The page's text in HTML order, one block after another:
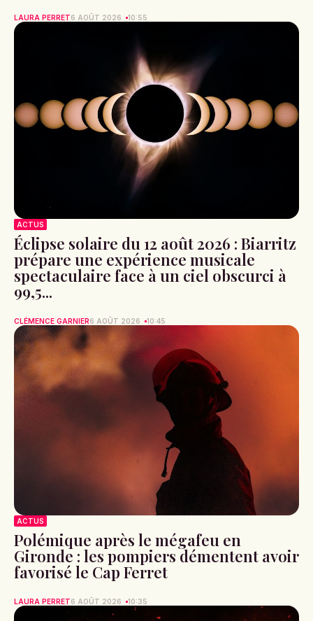
LAURA PERRET6 AOÛT 2026 10:55
ACTUS
Éclipse solaire du 12 août 2026 : Biarritz
prépare une expérience musicale
spectaculaire face à un ciel obscurci à
99,5...
CLÉMENCE GARNIER6 AOÛT 2026 10:45
ACTUS
Polémique après le mégafeu en
Gironde : les pompiers démentent avoir
favorisé le Cap Ferret
LAURA PERRET6 AOÛT 2026 10:35